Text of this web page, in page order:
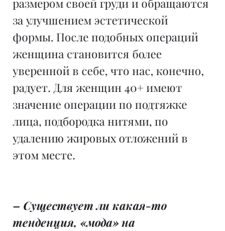
размером своей груди и обращаются
за улучшением эстетической
формы. После подобных операций
женщина становится более
уверенной в себе, что нас, конечно,
радует. Для женщин 40+ имеют
значение операции по подтяжке
лица, подбородка нитями, по
удалению жировых отложений в
этом месте.
– Существует ли какая-то
тенденция, «мода» на